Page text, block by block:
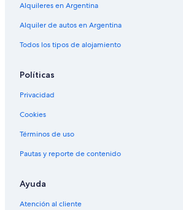
Alquileres en Argentina
Alquiler de autos en Argentina
Todos los tipos de alojamiento
Políticas
Privacidad
Cookies
Términos de uso
Pautas y reporte de contenido
Ayuda
Atención al cliente